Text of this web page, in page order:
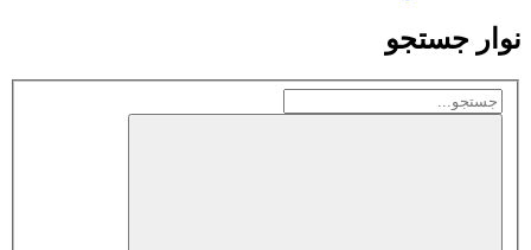
نوار جستجو